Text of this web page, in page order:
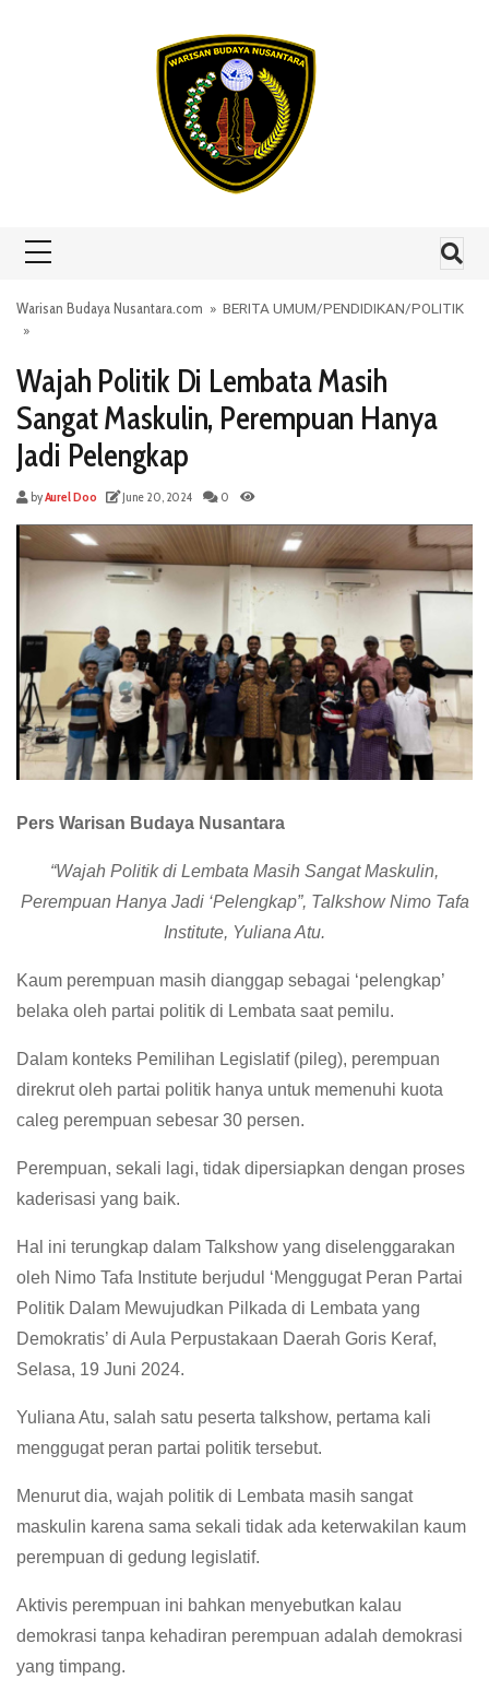
Warisan Budaya Nusantara.com » BERITA UMUM/PENDIDIKAN/POLITIK
»
Wajah Politik Di Lembata Masih
Sangat Maskulin, Perempuan Hanya
Jadi Pelengkap
byAurel Doo June 20, 2024 0
Pers Warisan Budaya Nusantara
“Wajah Politik di Lembata Masih Sangat Maskulin,
Perempuan Hanya Jadi ‘Pelengkap”, Talkshow Nimo Tafa
Institute, Yuliana Atu.
Kaum perempuan masih dianggap sebagai ‘pelengkap’
belaka oleh partai politik di Lembata saat pemilu.
Dalam konteks Pemilihan Legislatif (pileg), perempuan
direkrut oleh partai politik hanya untuk memenuhi kuota
caleg perempuan sebesar 30 persen.
Perempuan, sekali lagi, tidak dipersiapkan dengan proses
kaderisasi yang baik.
Hal ini terungkap dalam Talkshow yang diselenggarakan
oleh Nimo Tafa Institute berjudul ‘Menggugat Peran Partai
Politik Dalam Mewujudkan Pilkada di Lembata yang
Demokratis’ di Aula Perpustakaan Daerah Goris Keraf,
Selasa, 19 Juni 2024.
Yuliana Atu, salah satu peserta talkshow, pertama kali
menggugat peran partai politik tersebut.
Menurut dia, wajah politik di Lembata masih sangat
maskulin karena sama sekali tidak ada keterwakilan kaum
perempuan di gedung legislatif.
Aktivis perempuan ini bahkan menyebutkan kalau
demokrasi tanpa kehadiran perempuan adalah demokrasi
yang timpang.